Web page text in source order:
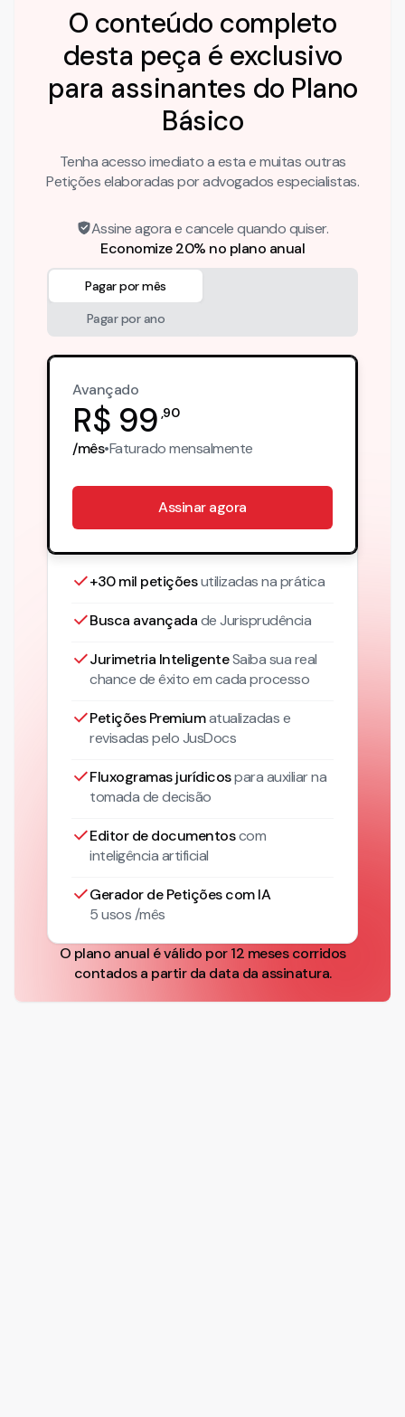
O conteúdo completo
desta peça é exclusivo
para assinantes do Plano
Básico
Tenha acesso imediato a esta e muitas outras
Petições elaboradas por advogados especialistas.
Assine agora e cancele quando quiser.
Economize 20% no plano anual
Pagar por mês
Pagar por ano
Avançado
R$ 99 ,90
/mês•Faturadomensalmente
Assinar agora
+30 mil petiçõesutilizadas na prática
Busca avançadade Jurisprudência
Jurimetria InteligenteSaiba sua real
chance de êxito em cada processo
Petições Premiumatualizadase
revisadas pelo JusDocs
Fluxogramas jurídicospara auxiliar na
tomada de decisão
Editor de documentoscom
inteligência artificial
Gerador de Petições com IA
5 usos /mês
O plano anual é válido por 12 meses corridos
contados a partir da data da assinatura.